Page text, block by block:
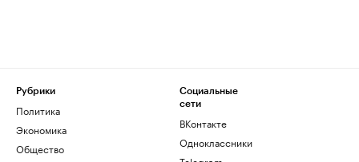
Рубрики
Политика
Экономика
Общество
Социальные
сети
ВКонтакте
Одноклассники